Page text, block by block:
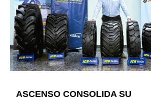
ASCENSO CONSOLIDA SU